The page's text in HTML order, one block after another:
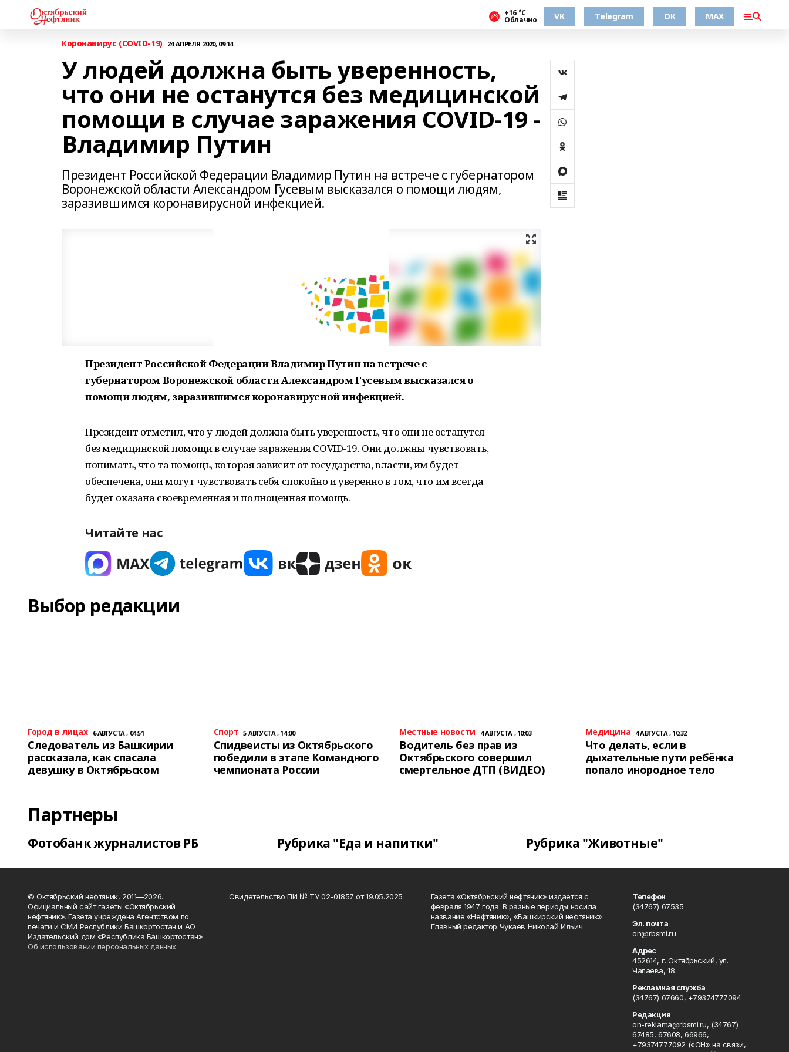
+16 °С
Облачно VK Telegram ОК MAX
Коронавирус (COVID-19) 24 АПРЕЛЯ 2020, 09:14
У людей должна быть уверенность,
что они не останутся без медицинской
помощи в случае заражения COVID-19 -
Владимир Путин
Президент Российской Федерации Владимир Путин на встрече с губернатором
Воронежской области Александром Гусевым высказался о помощи людям,
заразившимся коронавирусной инфекцией.
Президент Российской Федерации Владимир Путин на встрече с
губернатором Воронежской области Александром Гусевым высказался о
помощи людям, заразившимся коронавирусной инфекцией.
Президент отметил, что у людей должна быть уверенность, что они не останутся
без медицинской помощи в случае заражения COVID-19. Они должны чувствовать,
понимать, что та помощь, которая зависит от государства, власти, им будет
обеспечена, они могут чувствовать себя спокойно и уверенно в том, что им всегда
будет оказана своевременная и полноценная помощь.
Читайте нас
Выбор редакции
Город в лицах 6 АВГУСТА , 04:51
Следователь из Башкирии
рассказала, как спасала
девушку в Октябрьском
Спорт 5 АВГУСТА , 14:00
Спидвеисты из Октябрьского
победили в этапе Командного
чемпионата России
Местные новости 4 АВГУСТА , 10:03
Водитель без прав из
Октябрьского совершил
смертельное ДТП (ВИДЕО)
Медицина 4 АВГУСТА , 10:32
Что делать, если в
дыхательные пути ребёнка
попало инородное тело
Партнеры
Фотобанк журналистов РБ Рубрика "Еда и напитки" Рубрика "Животные"
© Октябрьский нефтяник, 2011—2026.
Официальный сайт газеты «Октябрьский
нефтяник». Газета учреждена Агентством по
печати и СМИ Республики Башкортостан и АО
Издательский дом «Республика Башкортостан»
Об использовании персональных данных
Свидетельство ПИ № ТУ 02-01857 от 19.05.2025
Газета «Октябрьский нефтяник» издается с
февраля 1947 года. В разные периоды носила
название «Нефтяник», «Башкирский нефтяник».
Главный редактор Чукаев Николай Ильич
Телефон
(34767) 67535
Эл. почта
on@rbsmi.ru
Адрес
452614, г. Октябрьский, ул.
Чапаева, 18
Рекламная служба
(34767) 67660, +79374777094
Редакция
on-reklama@rbsmi.ru, (34767)
67485, 67608, 66966,
+79374777092 («ОН» на связи,